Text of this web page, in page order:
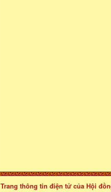
Trang thông tin điện tử của Hội